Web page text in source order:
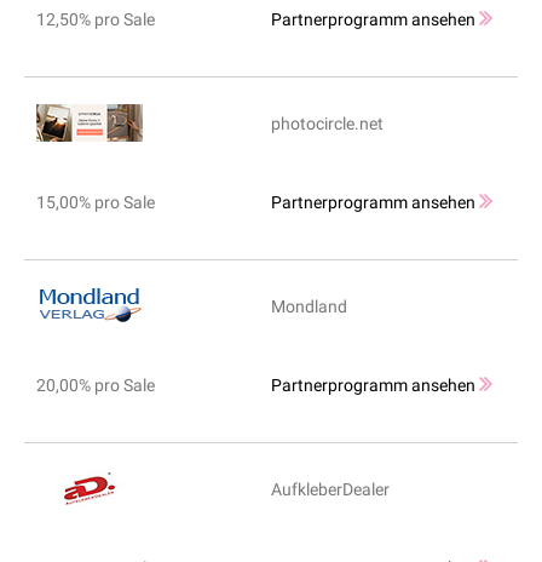
12,50% pro Sale Partnerprogramm ansehen
photocircle.net
15,00% pro Sale Partnerprogramm ansehen
Mondland
20,00% pro Sale Partnerprogramm ansehen
AufkleberDealer